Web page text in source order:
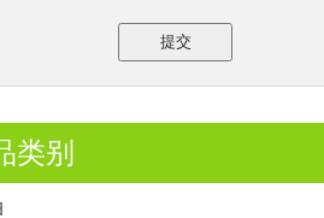
提交
类别